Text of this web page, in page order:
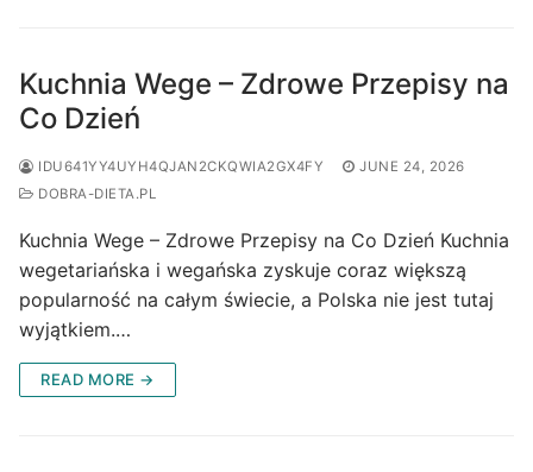
Kuchnia Wege – Zdrowe Przepisy na
Co Dzień
IDU641YY4UYH4QJAN2CKQWIA2GX4FY
JUNE 24, 2026
DOBRA-DIETA.PL
Kuchnia Wege – Zdrowe Przepisy na Co Dzień Kuchnia
wegetariańska i wegańska zyskuje coraz większą
popularność na całym świecie, a Polska nie jest tutaj
wyjątkiem.…
READ MORE →